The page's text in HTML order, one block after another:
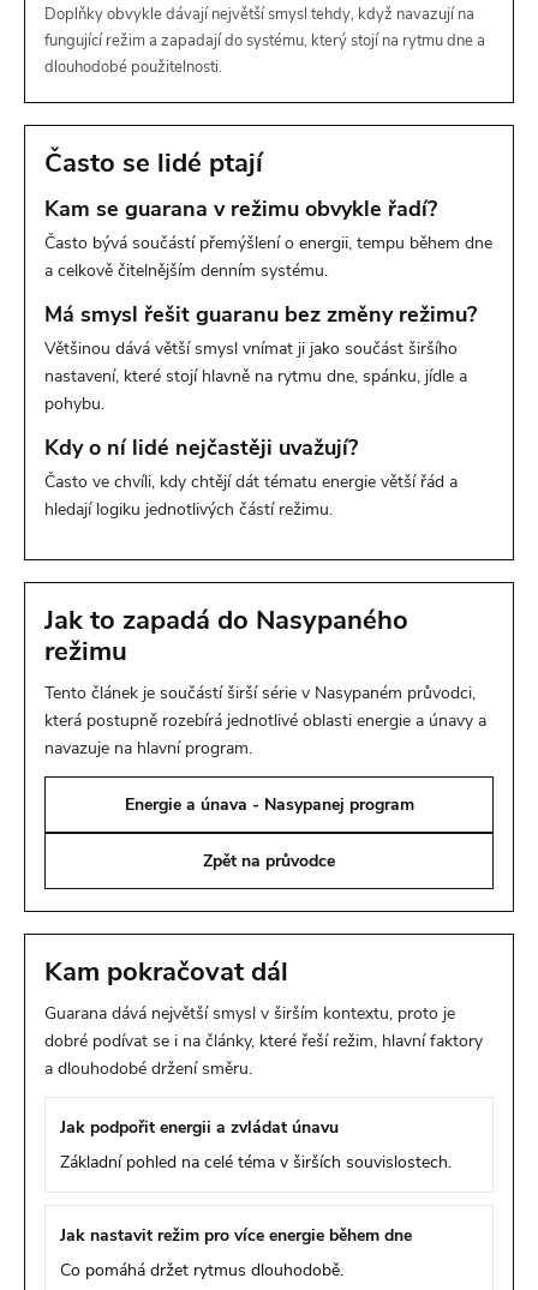
Doplňky obvykle dávají největší smysl tehdy, když navazují na
fungující režim a zapadají do systému, který stojí na rytmu dne a
dlouhodobé použitelnosti.
Často se lidé ptají
Kam se guarana v režimu obvykle řadí?
Často bývá součástí přemýšlení o energii, tempu během dne
a celkově čitelnějším denním systému.
Má smysl řešit guaranu bez změny režimu?
Většinou dává větší smysl vnímat ji jako součást širšího
nastavení, které stojí hlavně na rytmu dne, spánku, jídle a
pohybu.
Kdy o ní lidé nejčastěji uvažují?
Často ve chvíli, kdy chtějí dát tématu energie větší řád a
hledají logiku jednotlivých částí režimu.
Jak to zapadá do Nasypaného
režimu
Tento článek je součástí širší série v Nasypaném průvodci,
která postupně rozebírá jednotlivé oblasti energie a únavy a
navazuje na hlavní program.
Energie a únava - Nasypanej program
Zpět na průvodce
Kam pokračovat dál
Guarana dává největší smysl v širším kontextu, proto je
dobré podívat se i na články, které řeší režim, hlavní faktory
a dlouhodobé držení směru.
Jak podpořit energii a zvládat únavu
Základní pohled na celé téma v širších souvislostech.
Jak nastavit režim pro více energie během dne
Co pomáhá držet rytmus dlouhodobě.